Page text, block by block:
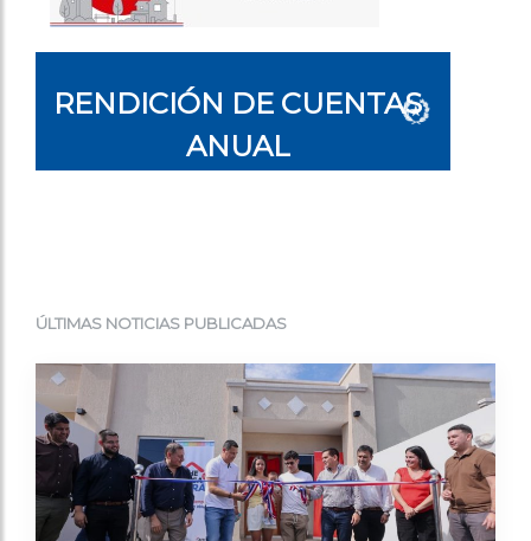
RENDICIÓN DE CUENTAS
ANUAL
ÚLTIMAS NOTICIAS PUBLICADAS